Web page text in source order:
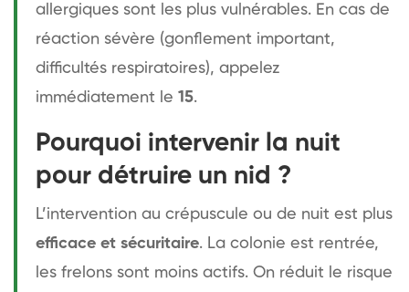
allergiques sont les plus vulnérables. En cas de
réaction sévère (gonflement important,
difficultés respiratoires), appelez
immédiatement le 15.
Pourquoi intervenir la nuit
pour détruire un nid ?
L’intervention au crépuscule ou de nuit est plus
efficace et sécuritaire. La colonie est rentrée,
les frelons sont moins actifs. On réduit le risque